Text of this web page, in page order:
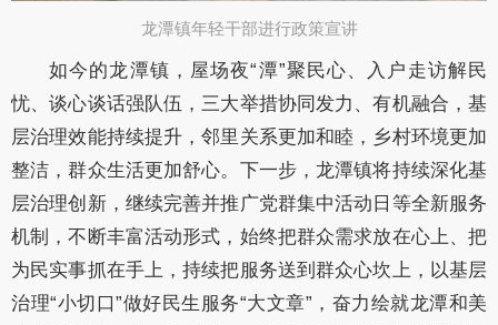
龙潭镇年轻干部进行政策宣讲​
如今的龙潭镇，屋场夜“潭”聚民心、入户走访解民
忧、谈心谈话强队伍，三大举措协同发力、有机融合，基
层治理效能持续提升，邻里关系更加和睦，乡村环境更加
整洁，群众生活更加舒心。下一步，龙潭镇将持续深化基
层治理创新，继续完善并推广党群集中活动日等全新服务
机制，不断丰富活动形式，始终把群众需求放在心上、把
为民实事抓在手上，持续把服务送到群众心坎上，以基层
治理“小切口”做好民生服务“大文章”，奋力绘就龙潭和美